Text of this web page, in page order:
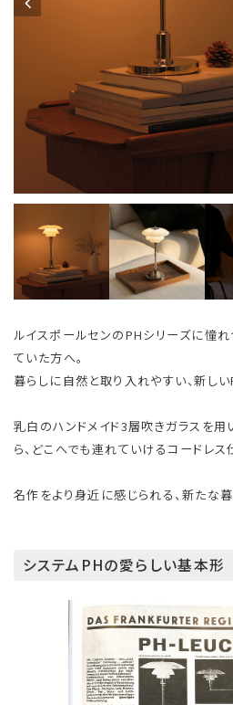
ルイスポールセンのPHシリーズに憧れ
ていた方へ。
暮らしに自然と取り入れやすい、新し
乳白のハンドメイド3層吹きガラスを
ら、どこへでも連れていけるコードレス
名作をより身近に感じられる、新たな
システムPHの愛らしい基本形